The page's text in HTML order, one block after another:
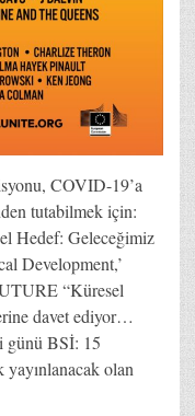
COVID-19’a
tutabilmek için:
Hedef: Geleceğimiz
Development,’
“Küresel
davet ediyor…
günü BSİ: 15
olan